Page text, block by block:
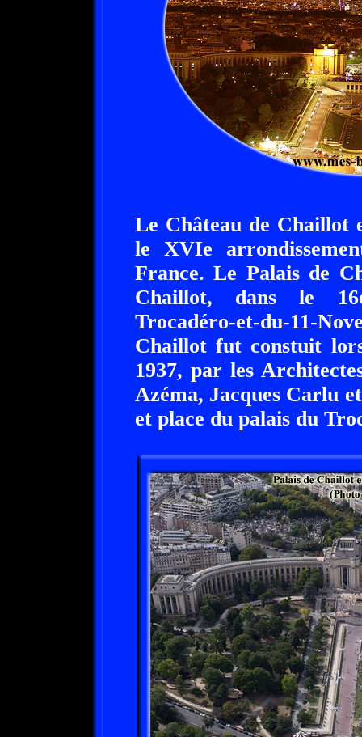
Le Château de Chaillot
le XVIe
France. Le Palais de
Chaillot, dans le
Trocadéro-et-du-11-
Chaillot fut constuit
1937, par les
Azéma, Jacques Carlu
et place du palais du